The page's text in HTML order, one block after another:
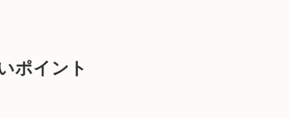
ポイント